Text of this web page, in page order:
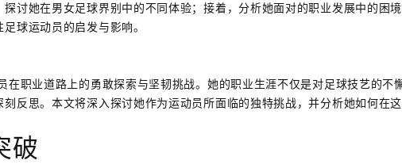
讨她在男女足球界别中的不同体验；接着，分析她面对的职业发展中的困
球运动员的启发与影响。
在职业道路上的勇敢探索与坚韧挑战。她的职业生涯不仅是对足球技艺的不
反思。本文将深入探讨她作为运动员所面临的独特挑战，并分析她如何在
破